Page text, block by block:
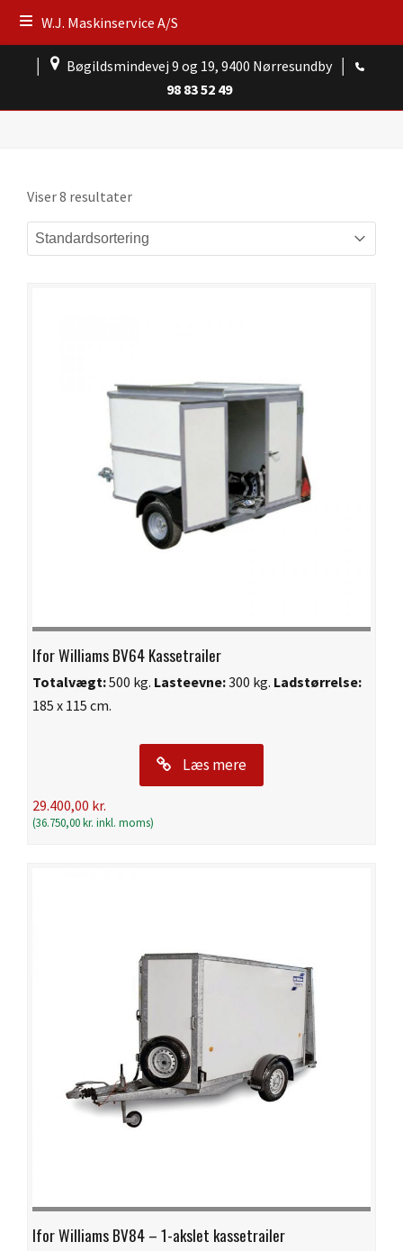
W.J. Maskinservice A/S
Bøgildsmindevej 9 og 19, 9400 Nørresundby
98 83 52 49
Viser 8 resultater
Ifor Williams BV64 Kassetrailer
Totalvægt:500 kg. Lasteevne:300 kg. Ladstørrelse:
185 x 115 cm.
Læs mere
29.400,00 kr.
(36.750,00kr. inkl. moms)
Ifor Williams BV84 – 1-akslet kassetrailer